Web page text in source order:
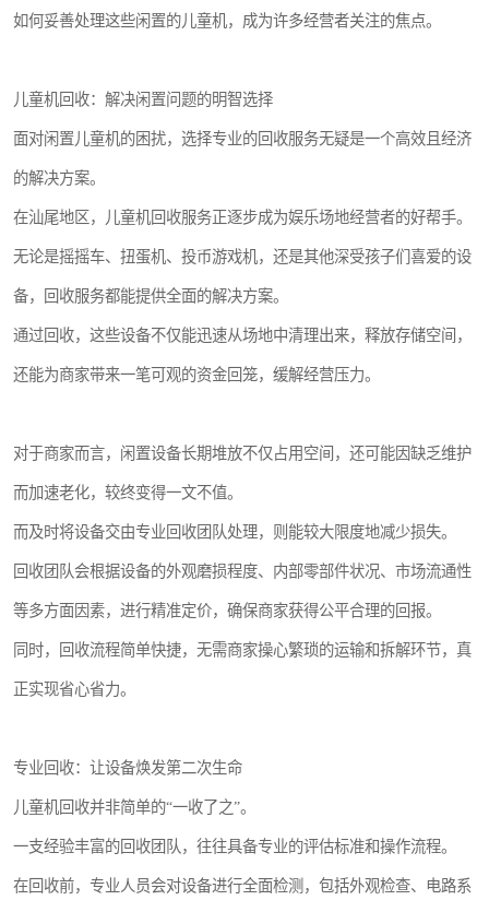
如何妥善处理这些闲置的儿童机，成为许多经营者关注的焦点。
儿童机回收：解决闲置问题的明智选择
面对闲置儿童机的困扰，选择专业的回收服务无疑是一个高效且经济
的解决方案。
在汕尾地区，儿童机回收服务正逐步成为娱乐场地经营者的好帮手。
无论是摇摇车、扭蛋机、投币游戏机，还是其他深受孩子们喜爱的设
备，回收服务都能提供全面的解决方案。
通过回收，这些设备不仅能迅速从场地中清理出来，释放存储空间，
还能为商家带来一笔可观的资金回笼，缓解经营压力。
对于商家而言，闲置设备长期堆放不仅占用空间，还可能因缺乏维护
而加速老化，较终变得一文不值。
而及时将设备交由专业回收团队处理，则能较大限度地减少损失。
回收团队会根据设备的外观磨损程度、内部零部件状况、市场流通性
等多方面因素，进行精准定价，确保商家获得公平合理的回报。
同时，回收流程简单快捷，无需商家操心繁琐的运输和拆解环节，真
正实现省心省力。
专业回收：让设备焕发第二次生命
儿童机回收并非简单的“一收了之”。
一支经验丰富的回收团队，往往具备专业的评估标准和操作流程。
在回收前，专业人员会对设备进行全面检测，包括外观检查、电路系